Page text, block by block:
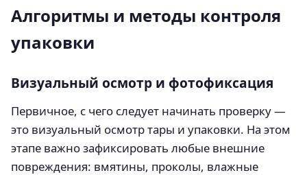
Алгоритмы и методы контроля
упаковки
Визуальный осмотр и фотофиксация
Первичное, с чего следует начинать проверку —
это визуальный осмотр тары и упаковки. На этом
этапе важно зафиксировать любые внешние
повреждения: вмятины, проколы, влажные